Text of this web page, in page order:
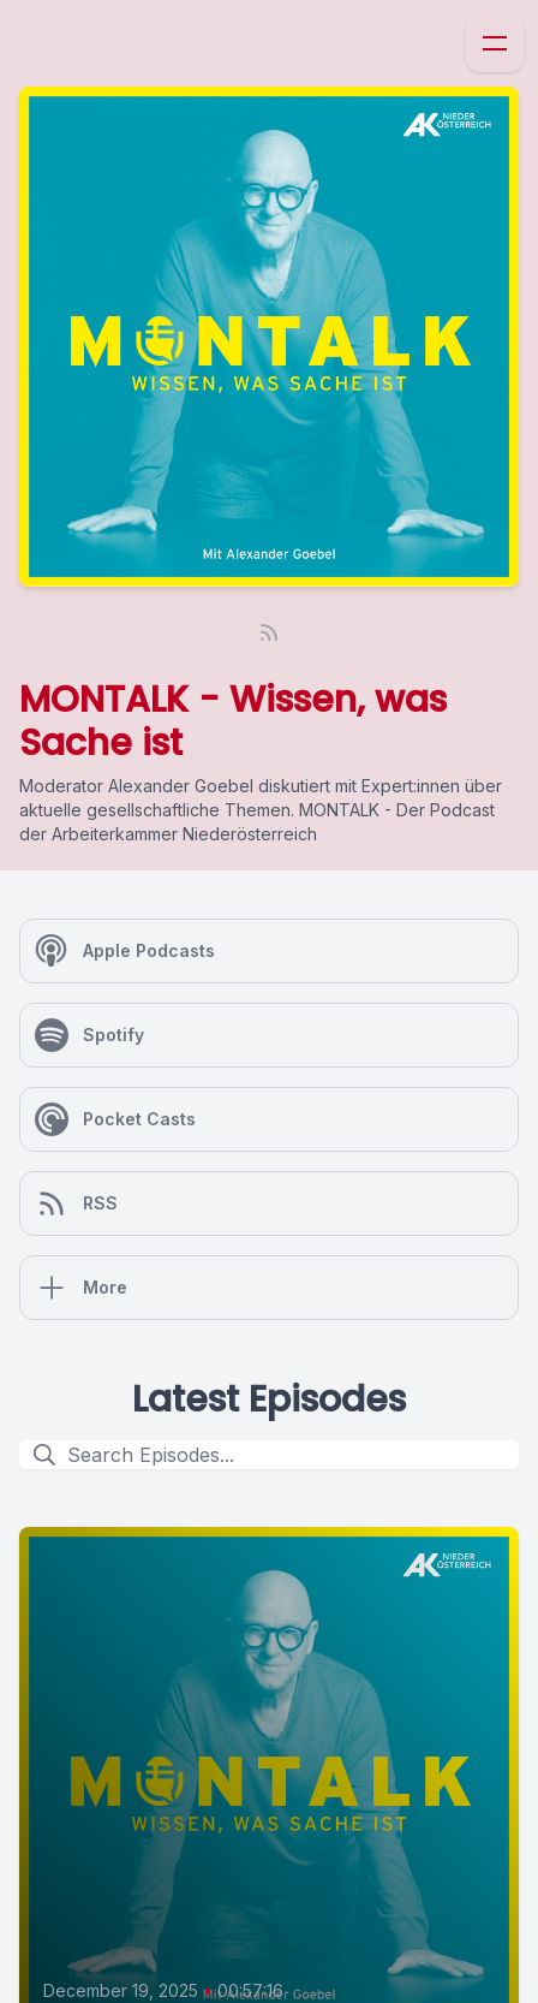
MONTALK - Wissen, was
Sache ist
Moderator Alexander Goebel diskutiert mit Expert:innen über
aktuelle gesellschaftliche Themen. MONTALK - Der Podcast
der Arbeiterkammer Niederösterreich
Apple Podcasts
Spotify
Pocket Casts
RSS
More
Latest Episodes
December 19, 2025 • 00:57:16